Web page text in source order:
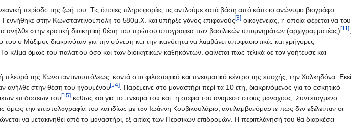
περίοδο της ζωή του. Τις όποιες πληροφορίες τις αντλούμε κατά βάση από κάποιο ανώνυμο βιογράφο
. Γεννήθηκε στην Κωνσταντινούπολη το 580μ.Χ. και υπήρξε γόνος επιφανούς[8] οικογένειας, η οποία φέρεται να του
ανήλθε στην κρατική διοικητική θέση του πρώτου υπογραφέα των βασιλικών υπομνημάτων (αρχιγραμματέας)[11]
ο Μάξιμος διακρινόταν για την σύνεση και την ικανότητα να λαμβάνει αποφασιστικές και γρήγορες
κλίμα όμως του παλατιού όσο και των διοικητικών καθηκόντων, φαίνεται πως τελικά δε τον γοήτευσε και
πλευρά της Κωνσταντινουπόλεως, κοντά στο φιλοσοφικό και πνευματικό κέντρο της εποχής, την Χαλκηδόνα. Εκεί
αν ανήλθε στην θέση του ηγουμένου[14]
. Παρέμεινε στο μοναστήρι περί τα 10 έτη, διακρινόμενος για το ασκητικό
επιδόσεών του[15] καθώς και για το πνεύμα του και τη σοφία του ανάμεσα στους μοναχούς. Συντεταγμένο
όμως την επιστολογραφία του και ιδίως με τον Ιωάννη Κουβικουλάριο, αντιλαμβανόμαστε πως δεν εξέλειπαν οι
να μετακινηθεί από το μοναστήρι, εξ αιτίας των Περσικών επιδρομών. Η περιπλάνησή του θα διαρκέσει